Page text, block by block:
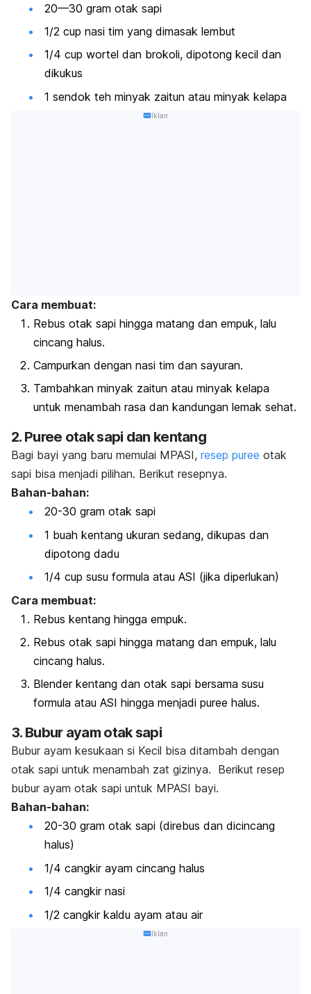
20—30 gram otak sapi
1/2 cup nasi tim yang dimasak lembut
1/4 cup wortel dan brokoli, dipotong kecil dan
dikukus
1 sendok teh minyak zaitun atau minyak kelapa
Iklan
Cara membuat:
Rebus otak sapi hingga matang dan empuk, lalu
cincang halus.
Campurkan dengan nasi tim dan sayuran.
Tambahkan minyak zaitun atau minyak kelapa
untuk menambah rasa dan kandungan lemak sehat.
2. Puree otak sapi dan kentang
Bagi bayi yang baru memulai MPASI, resep puree otak
sapi bisa menjadi pilihan. Berikut resepnya.
Bahan-bahan:
20-30 gram otak sapi
1 buah kentang ukuran sedang, dikupas dan
dipotong dadu
1/4 cup susu formula atau ASI (jika diperlukan)
Cara membuat:
Rebus kentang hingga empuk.
Rebus otak sapi hingga matang dan empuk, lalu
cincang halus.
Blender kentang dan otak sapi bersama susu
formula atau ASI hingga menjadi puree halus.
3. Bubur ayam otak sapi
Bubur ayam kesukaan si Kecil bisa ditambah dengan
otak sapi untuk menambah zat gizinya. Berikut resep
bubur ayam otak sapi untuk MPASI bayi.
Bahan-bahan:
20-30 gram otak sapi (direbus dan dicincang
halus)
1/4 cangkir ayam cincang halus
1/4 cangkir nasi
1/2 cangkir kaldu ayam atau air
Iklan